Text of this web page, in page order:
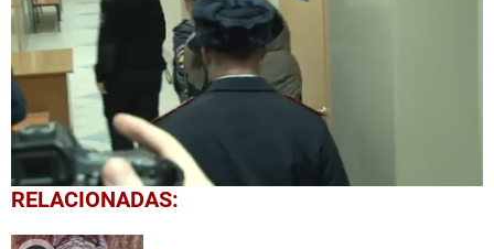
0
seconds
RELACIONADAS: